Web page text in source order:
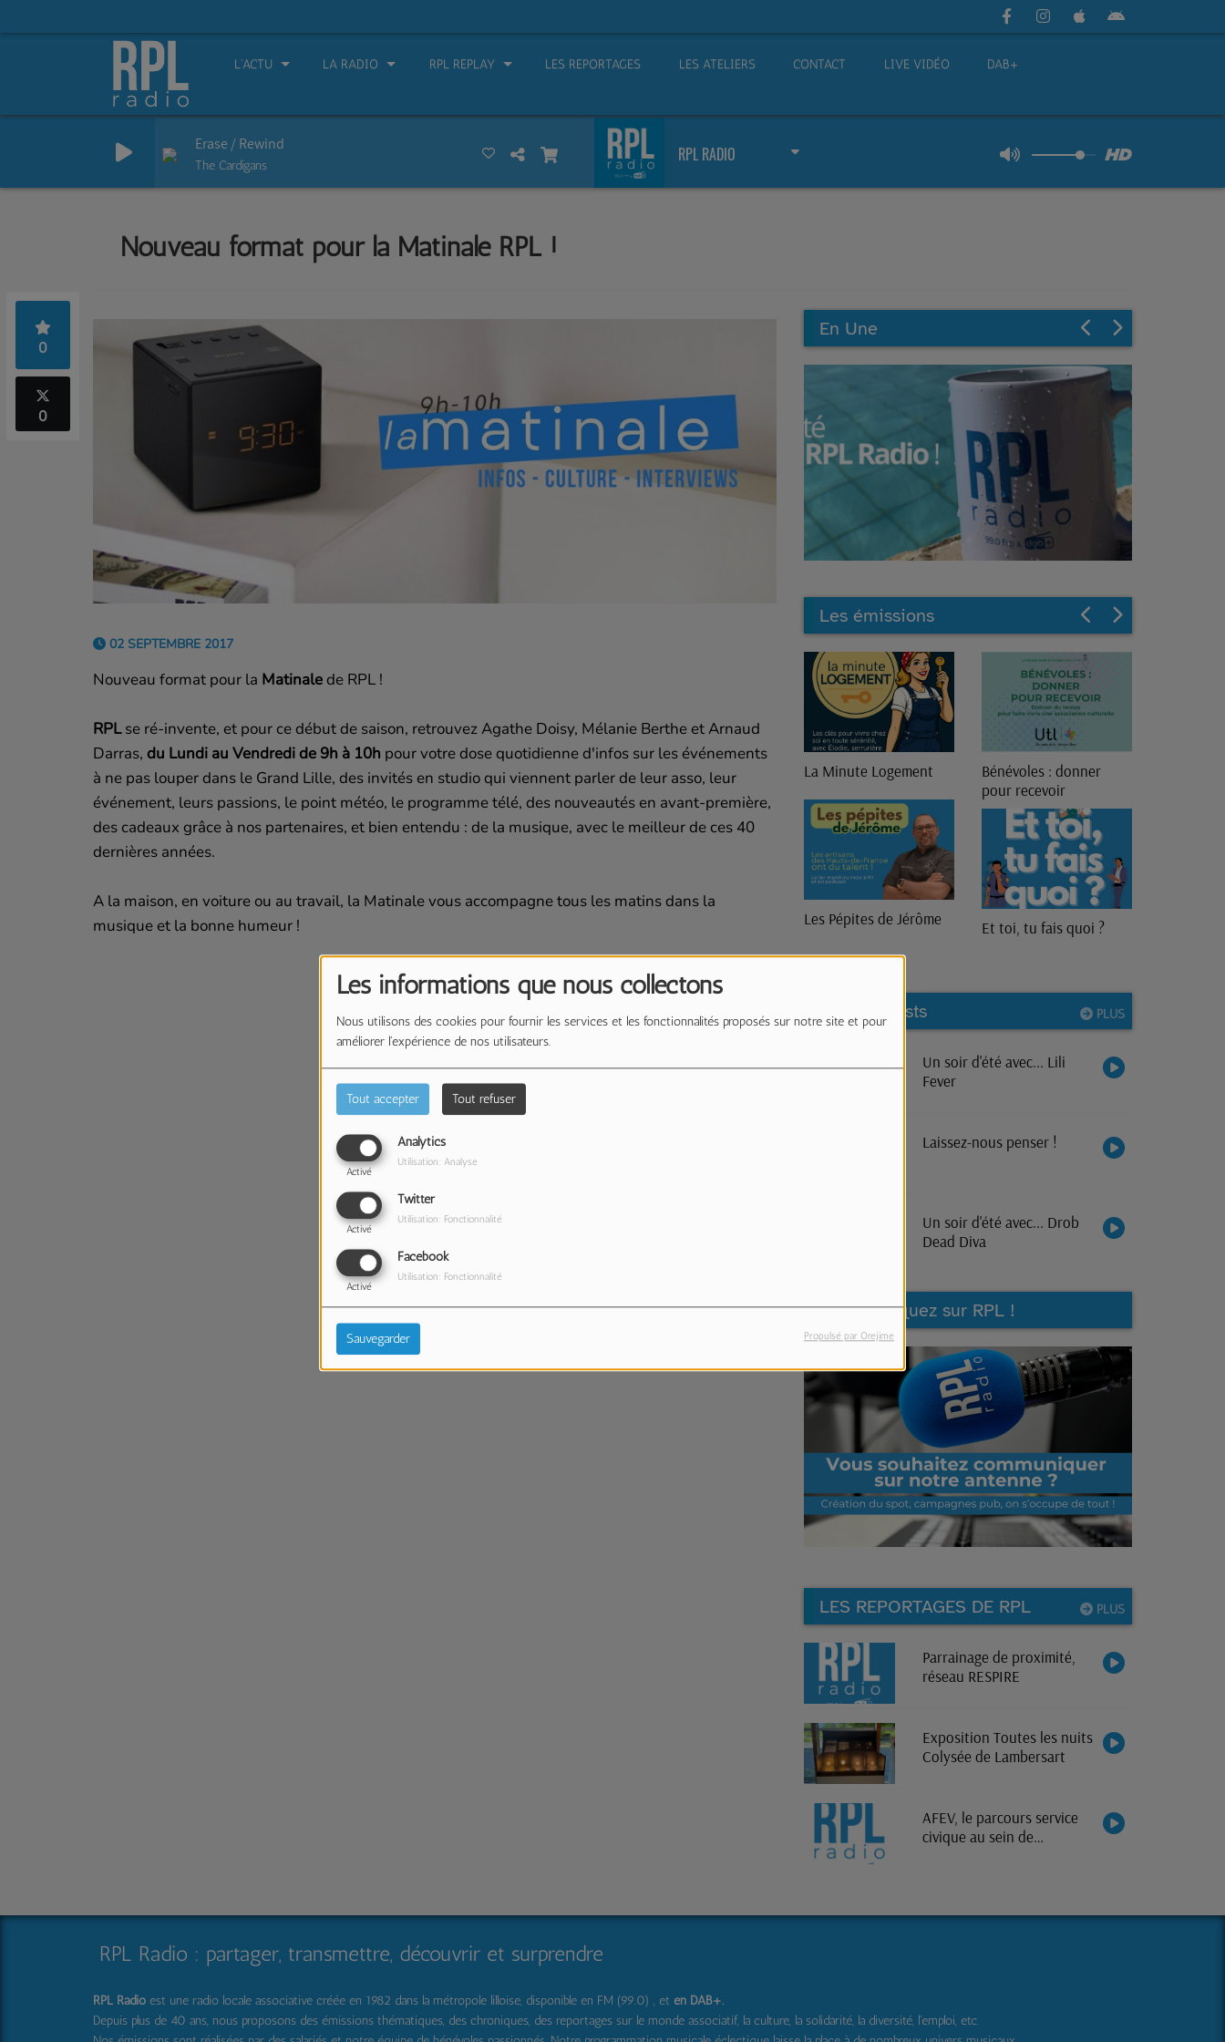
Les informations que nous collectons
Nous utilisons des cookies pour fournir les services et les fonctionnalités proposés sur notre site et pour
améliorer l'expérience de nos utilisateurs.
Tout accepter Tout refuser
Analytics
Activé
Utilisation: Analyse
Twitter
Activé
Utilisation: Fonctionnalité
Facebook
Activé
Utilisation: Fonctionnalité
Sauvegarder Propulsé par Orejime
L'ACTU LA RADIO RPL REPLAY LES REPORTAGES LES ATELIERS CONTACT LIVE VIDÉO DAB+
Erase / Rewind
The Cardigans RPL RADIO
Nouveau format pour la Matinale RPL !
0
0
02 SEPTEMBRE 2017
Nouveau format pour la Matinale de RPL !
RPLse ré-invente, et pour ce début de saison, retrouvez Agathe Doisy, Mélanie Berthe et Arnaud
Darras, du Lundi au Vendredi de 9h à 10h pour votre dose quotidienne d'infos sur les événements
à ne pas louper dans le Grand Lille, des invités en studio qui viennent parler de leur asso, leur
événement, leurs passions, le point météo, le programme télé, des nouveautés en avant-première,
des cadeaux grâce à nos partenaires, et bien entendu : de la musique, avec le meilleur de ces 40
dernières années.
A la maison, en voiture ou au travail, la Matinale vous accompagne tous les matins dans la
musique et la bonne humeur !
En Une
Les émissions
La Minute Logement
Bénévoles : donner
Et toi, tu fais quoi ?
13ème Génération
Lieu(x) Commun(s)
PLUS
Nos podcasts
Un soir d'été avec... Lili
Fever
Laissez-nous penser !
Un soir d'été avec... Drob
Dead Diva
Communiquez sur RPL !
PLUS
LES REPORTAGES DE RPL
Parrainage de proximité,
réseau RESPIRE
Exposition Toutes les nuits
Colysée de Lambersart
AFEV, le parcours service
civique au sein de
RPL Radio : partager, transmettre, découvrir et surprendre
RPL Radio est une radio locale associative créée en 1982 dans la métropole lilloise, disponible en FM (99.0) , et en DAB+.
Depuis plus de 40 ans, nous proposons des émissions thématiques, des chroniques, des reportages sur le monde associatif, la culture, la solidarité, la diversité, l'emploi, etc.